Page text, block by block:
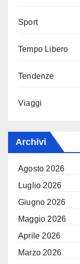
Sport
Tempo Libero
Tendenze
Viaggi
Archivi
Agosto 2026
Luglio 2026
Giugno 2026
Maggio 2026
Aprile 2026
Marzo 2026